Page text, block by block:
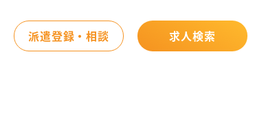
派遣登録・相談 求人検索